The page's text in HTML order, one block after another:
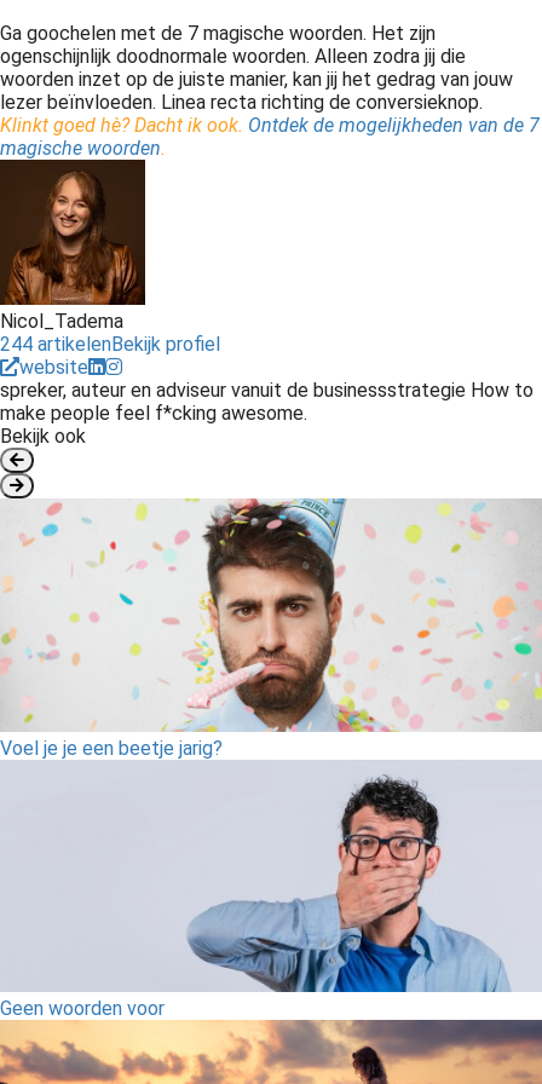
Ga goochelen met de 7 magische woorden. Het zijn
ogenschijnlijk doodnormale woorden. Alleen zodra jij die
woorden inzet op de juiste manier, kan jij het gedrag van jouw
lezer beïnvloeden. Linea recta richting de conversieknop.
Klinkt goed hè? Dacht ik ook. Ontdek de mogelijkheden van de 7
magische woorden.
Nicol_Tadema
244 artikelenBekijk profiel
website
spreker, auteur en adviseur vanuit de businessstrategie How to
make people feel f*cking awesome.
Bekijk ook
Voel je je een beetje jarig?
Geen woorden voor